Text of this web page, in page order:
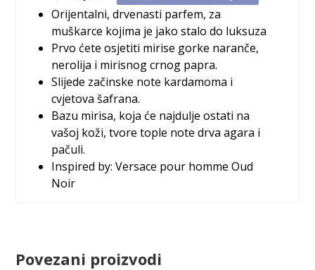
Orijentalni, drvenasti parfem, za
muškarce kojima je jako stalo do luksuza
Prvo ćete osjetiti mirise gorke naranče,
nerolija i mirisnog crnog papra.
Slijede začinske note kardamoma i
cvjetova šafrana.
Bazu mirisa, koja će najdulje ostati na
vašoj koži, tvore tople note drva agara i
pačuli.
Inspired by: Versace pour homme Oud
Noir
Povezani proizvodi